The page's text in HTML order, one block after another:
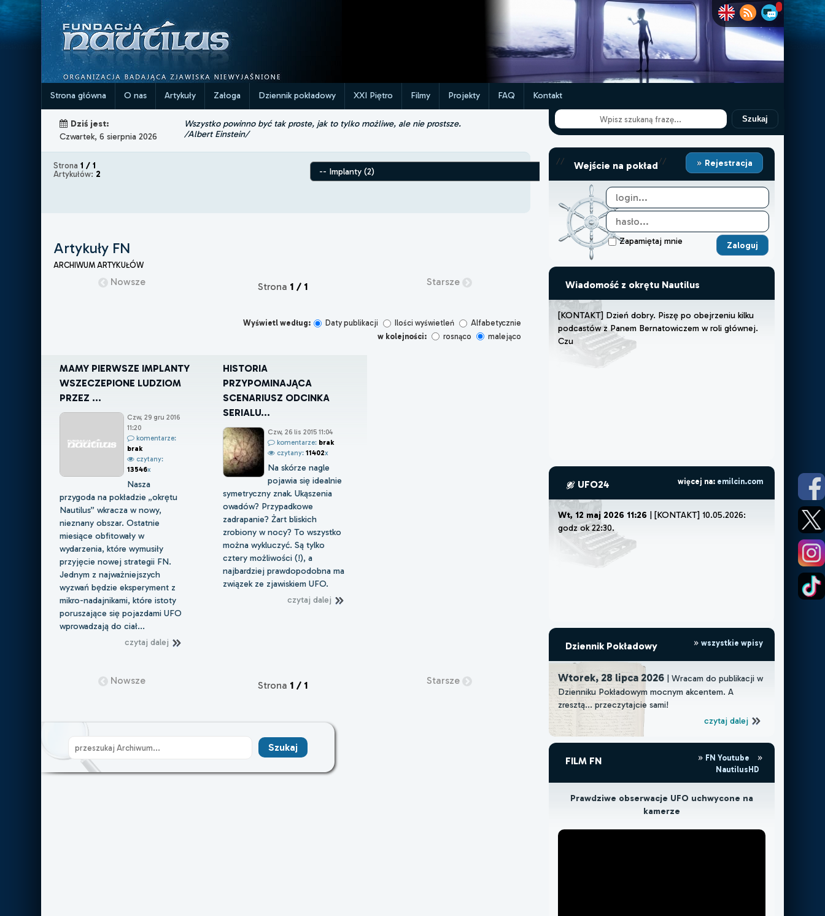
Strona główna O nas Artykuły Załoga Dziennik pokładowy XXI Piętro Filmy Projekty FAQ Kontakt
Dziś jest:
Czwartek, 6 sierpnia 2026
Wszystko powinno być tak proste, jak to tylko możliwe, ale nie prostsze.
/Albert Einstein/
Strona1 / 1
Artykułów: 2
Artykuły FN
ARCHIWUM ARTYKUŁÓW
Nowsze Strona 1 / 1 Starsze
Wyświetl według: Daty publikacji Ilości wyświetleń
Alfabetycznie
w kolejności:
rosnąco malejąco
MAMY PIERWSZE IMPLANTY
WSZECZEPIONE LUDZIOM
PRZEZ ...
Czw, 29 gru 2016
11:20
komentarze:
brak
czytany:
13546x
Nasza
przygoda na pokładzie „okrętu
Nautilus” wkracza w nowy,
nieznany obszar. Ostatnie
miesiące obfitowały w
wydarzenia, które wymusiły
przyjęcie nowej strategii FN.
Jednym z najważniejszych
wyzwań będzie eksperyment z
mikro-nadajnikami, które istoty
poruszające się pojazdami UFO
wprowadzają do ciał...
czytaj dalej
HISTORIA
PRZYPOMINAJĄCA
SCENARIUSZ ODCINKA
SERIALU...
Czw, 26 lis 2015 11:04
komentarze: brak
czytany: 11402x
Na skórze nagle
pojawia się idealnie
symetryczny znak. Ukąszenia
owadów? Przypadkowe
zadrapanie? Żart bliskich
zrobiony w nocy? To wszystko
można wykluczyć. Są tylko
cztery możliwości (!), a
najbardziej prawdopodobna ma
związek ze zjawiskiem UFO.
czytaj dalej
Nowsze Strona 1 / 1 Starsze
Szukaj
// Wejście na pokład// Rejestracja
Zapamiętaj mnie
Wiadomość z okrętu Nautilus
[KONTAKT] Dzień dobry. Piszę po obejrzeniu kilku
podcastów z Panem Bernatowiczem w roli głównej.
Czuj ę, że muszę
UFO24 więcej na: emilcin.com
Wt, 12 maj 2026 11:26 | [KONTAKT] 10.05.2026:
godz ok 22:30.
Dziennik Pokładowy wszystkie wpisy
Wtorek, 28 lipca 2026| Wracam do publikacji w
Dzienniku Pokładowym mocnym akcentem. A
zresztą... przeczytajcie sami!
czytaj dalej
FILM FN
FN Youtube
NautilusHD
Prawdziwe obserwacje UFO uchwycone na
kamerze